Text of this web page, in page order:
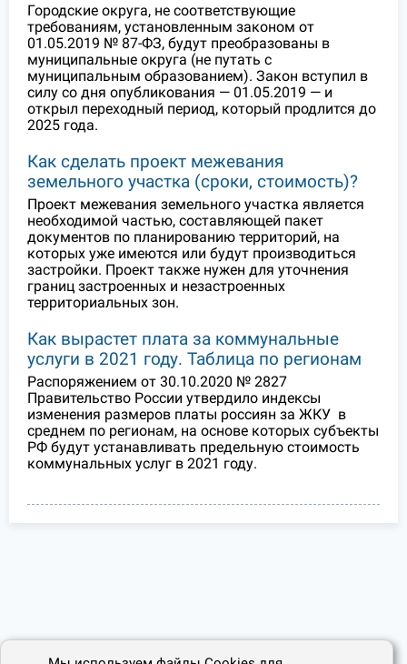
Городские округа, не соответствующие
требованиям, установленным законом от
01.05.2019 № 87-ФЗ, будут преобразованы в
муниципальные округа (не путать с
муниципальным образованием). Закон вступил в
силу со дня опубликования — 01.05.2019 — и
открыл переходный период, который продлится до
2025 года.
Как сделать проект межевания
земельного участка (сроки, стоимость)?
Проект межевания земельного участка является
необходимой частью, составляющей пакет
документов по планированию территорий, на
которых уже имеются или будут производиться
застройки. Проект также нужен для уточнения
границ застроенных и незастроенных
территориальных зон.
Как вырастет плата за коммунальные
услуги в 2021 году. Таблица по регионам
Распоряжением от 30.10.2020 № 2827
Правительство России утвердило индексы
изменения размеров платы россиян за ЖКУ в
среднем по регионам, на основе которых субъекты
РФ будут устанавливать предельную стоимость
коммунальных услуг в 2021 году.